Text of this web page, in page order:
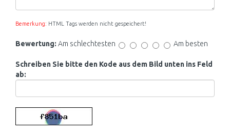
Bemerkung: HTML Tags werden nicht gespeichert!
Bewertung: Am schlechtesten Am besten
Schreiben Sie bitte den Kode aus dem Bild unten ins Feld
ab: